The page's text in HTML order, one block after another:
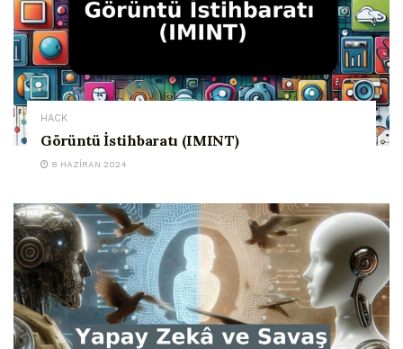
HACK
Görüntü İstihbaratı (IMINT)
8 HAZIRAN 2024